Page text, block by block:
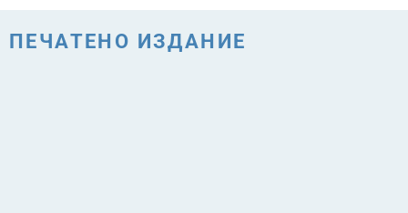
ПЕЧАТЕНО ИЗДАНИЕ